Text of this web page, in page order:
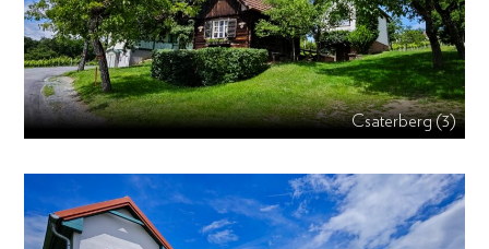
Csaterberg (3)